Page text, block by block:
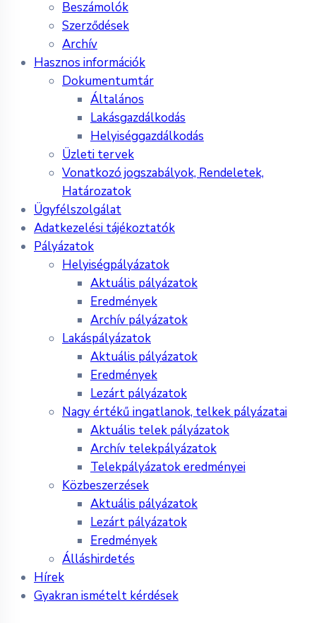
Beszámolók
Szerződések
Archív
Hasznos információk
Dokumentumtár
Általános
Lakásgazdálkodás
Helyiséggazdálkodás
Üzleti tervek
Vonatkozó jogszabályok, Rendeletek,
Határozatok
Ügyfélszolgálat
Adatkezelési tájékoztatók
Pályázatok
Helyiségpályázatok
Aktuális pályázatok
Eredmények
Archív pályázatok
Lakáspályázatok
Aktuális pályázatok
Eredmények
Lezárt pályázatok
Nagy értékű ingatlanok, telkek pályázatai
Aktuális telek pályázatok
Archív telekpályázatok
Telekpályázatok eredményei
Közbeszerzések
Aktuális pályázatok
Lezárt pályázatok
Eredmények
Álláshirdetés
Hírek
Gyakran ismételt kérdések